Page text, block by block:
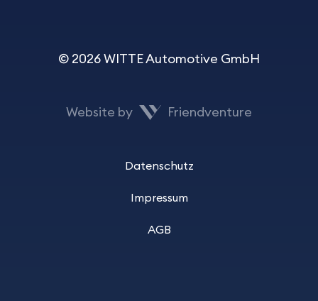
© 2026 WITTE Automotive GmbH
Website by Friendventure
Datenschutz
Impressum
AGB